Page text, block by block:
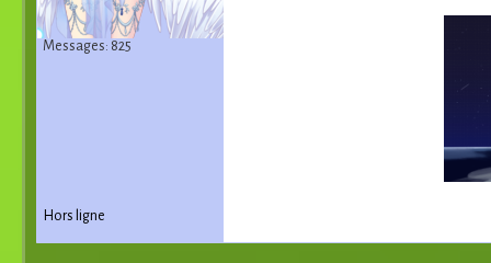
Messages: 825
Hors ligne